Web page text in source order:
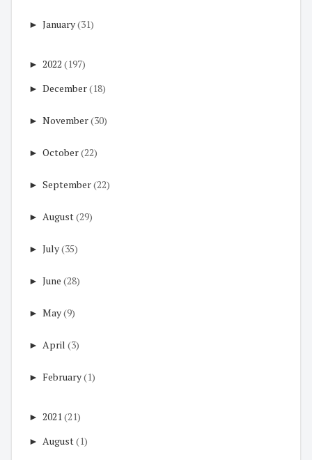
► January(31)
► 2022 (197)
► December(18)
► November(30)
► October(22)
► September(22)
► August(29)
► July(35)
► June (28)
► May(9)
► April (3)
► February(1)
► 2021 (21)
► August(1)